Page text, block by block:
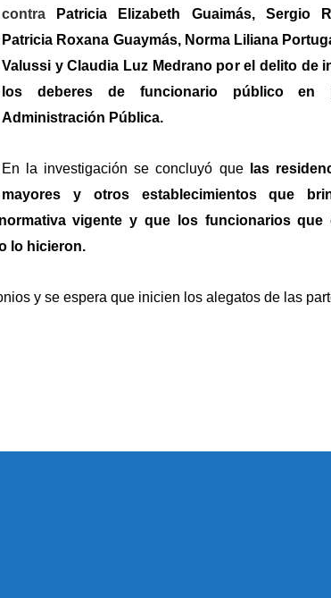
contra
Patricia Elizabeth Guaimás, Sergio
Patricia Roxana Guaymás, Norma Liliana
Valussi y Claudia Luz Medrano por el delito de
los deberes de funcionario público en
Administración Pública.
En la investigación se concluyó quelas
mayores y otros establecimientos que
vigente y que los funcionarios que
lo hicieron.
y se espera que inicien los alegatos de las